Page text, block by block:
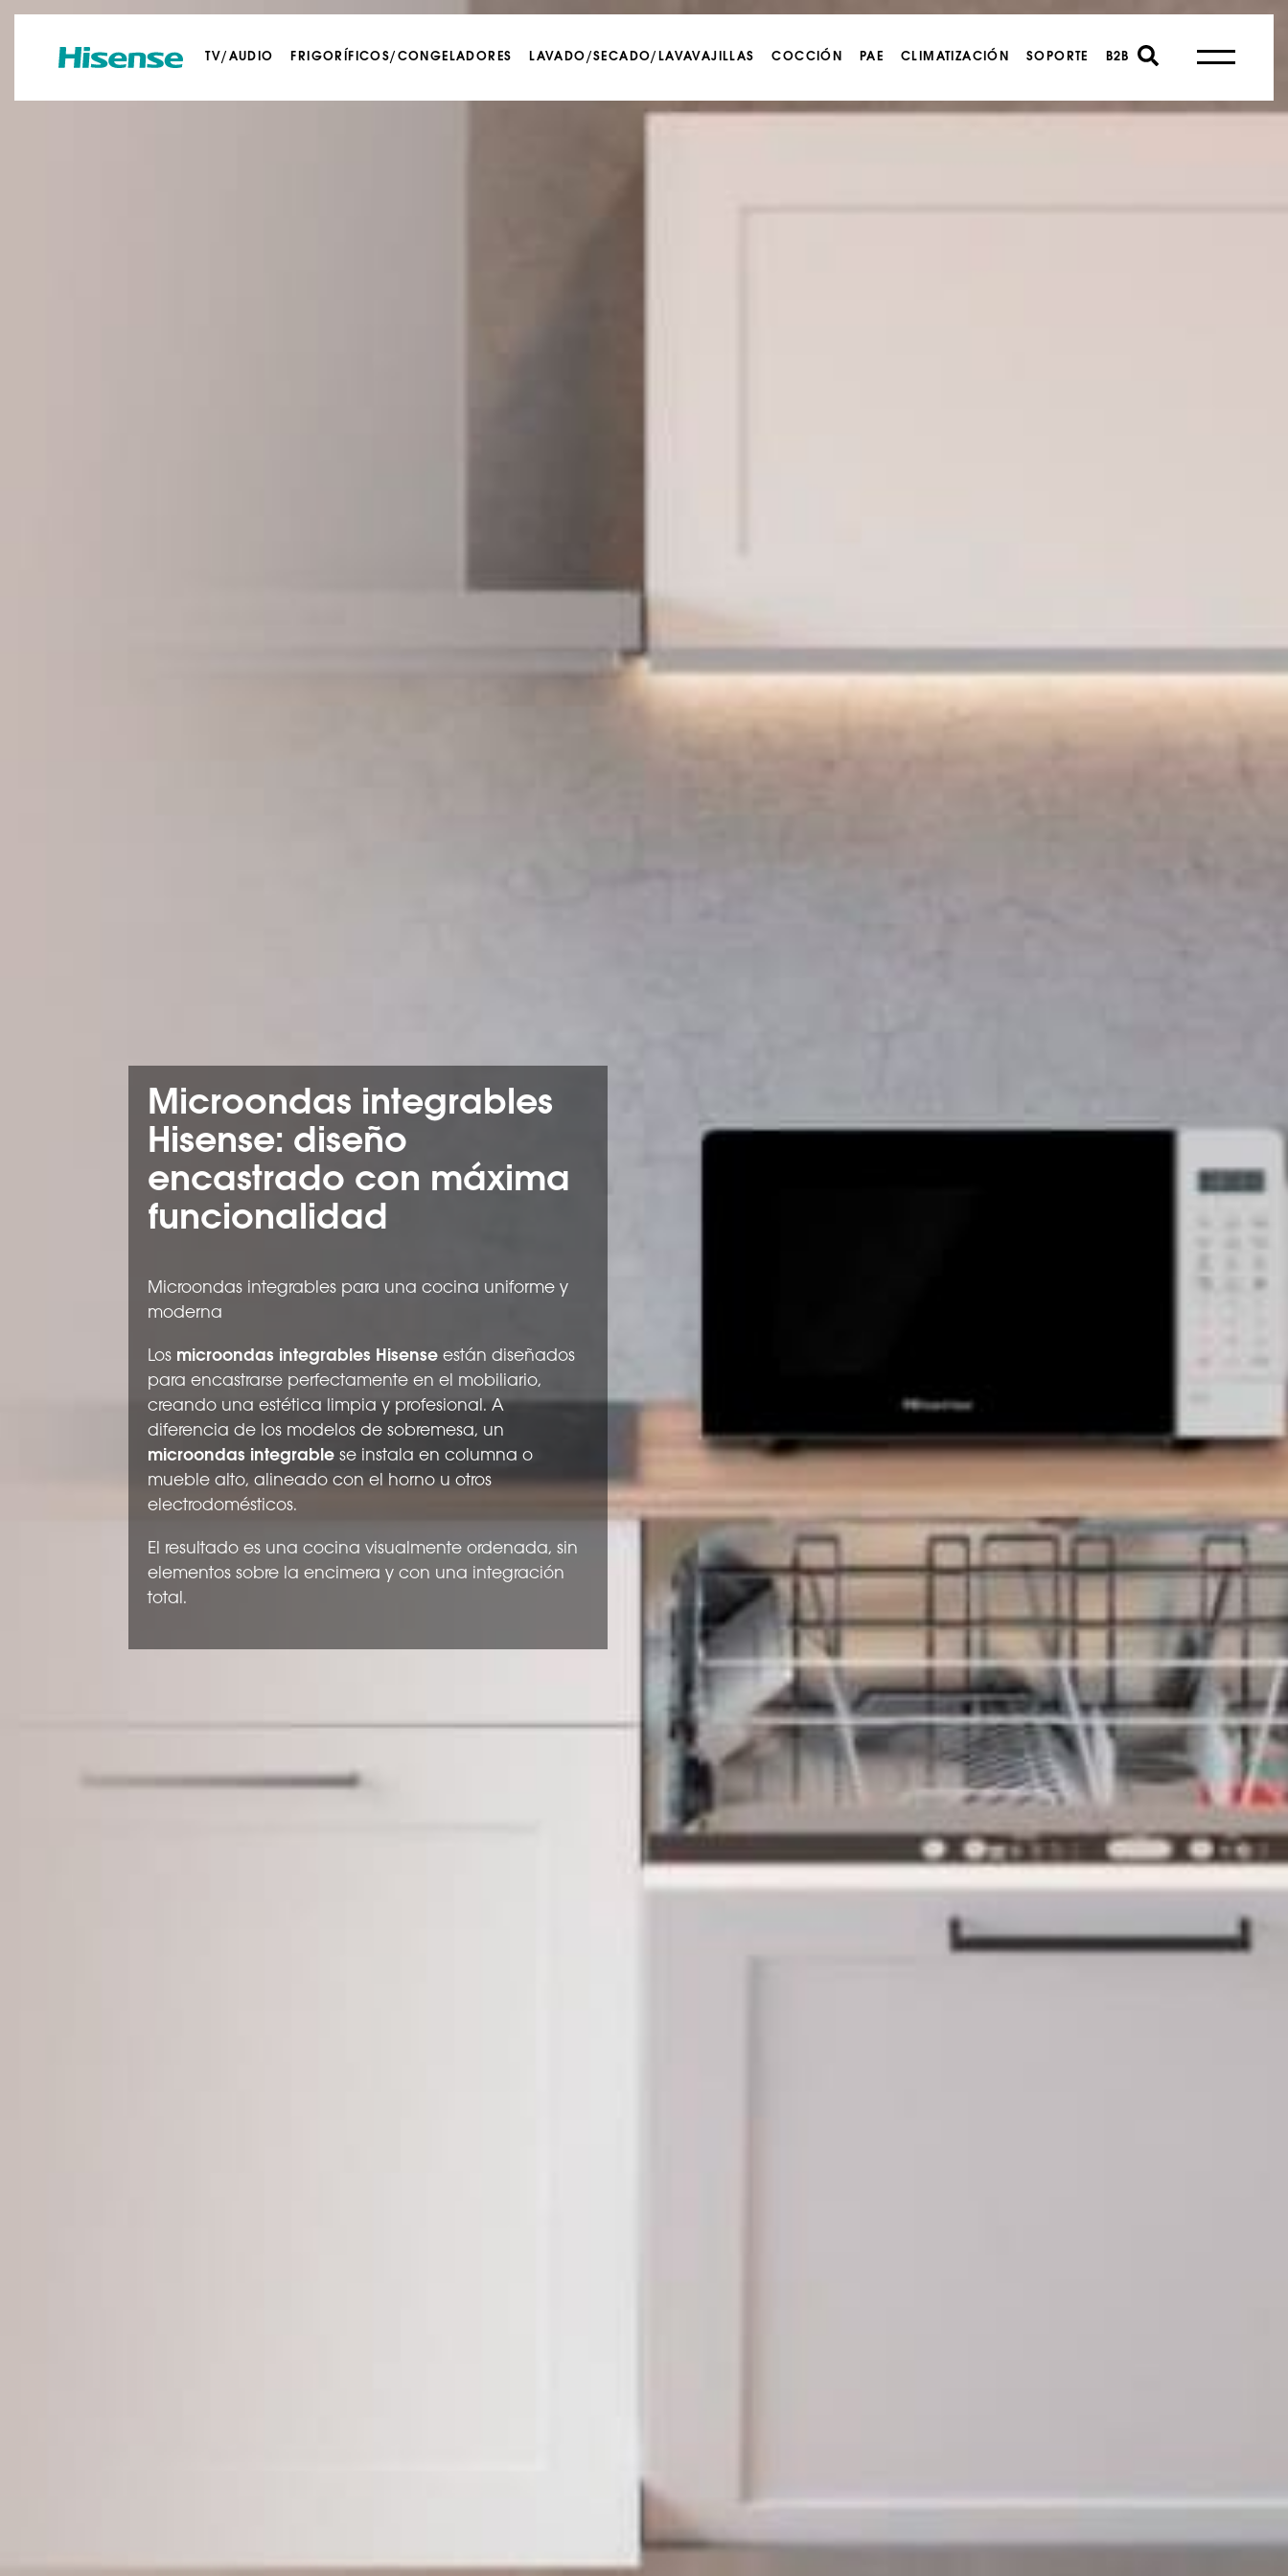
TV/AUDIO FRIGORÍFICOS/CONGELADORES LAVADO/SECADO/LAVAVAJILLAS COCCIÓN PAE CLIMATIZACIÓN SOPORTE B2B
Microondas integrables
Hisense: diseño
encastrado con máxima
funcionalidad
Microondas integrables para una cocina uniforme y
moderna
Los microondas integrables Hisense están diseñados
para encastrarse perfectamente en el mobiliario,
creando una estética limpia y profesional. A
diferencia de los modelos de sobremesa, un
microondas integrable se instala en columna o
mueble alto, alineado con el horno u otros
electrodomésticos.
El resultado es una cocina visualmente ordenada, sin
elementos sobre la encimera y con una integración
total.